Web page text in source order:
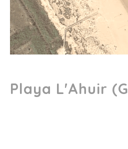
Playa L'Ahuir